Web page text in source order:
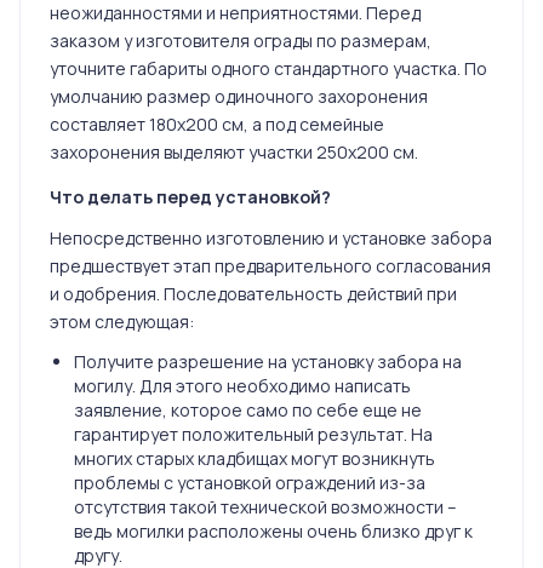
неожиданностями и неприятностями. Перед
заказом у изготовителя ограды по размерам,
уточните габариты одного стандартного участка. По
умолчанию размер одиночного захоронения
составляет 180х200 см, а под семейные
захоронения выделяют участки 250х200 см.
Что делать перед установкой?
Непосредственно изготовлению и установке забора
предшествует этап предварительного согласования
и одобрения. Последовательность действий при
этом следующая:
Получите разрешение на установку забора на
могилу. Для этого необходимо написать
заявление, которое само по себе еще не
гарантирует положительный результат. На
многих старых кладбищах могут возникнуть
проблемы с установкой ограждений из-за
отсутствия такой технической возможности –
ведь могилки расположены очень близко друг к
другу.